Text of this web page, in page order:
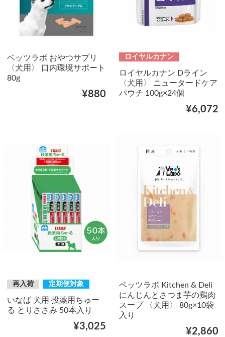
ベッツラボ おやつサプリ
〈犬用〉 口内環境サポート
80g
¥880
ロイヤルカナン
ロイヤルカナン Dライン
〈犬用〉 ニュータードケア
パウチ 100g×24個
¥6,072
再入荷 定期便対象
いなば 犬用 投薬用ちゅー
る とりささみ 50本入り
¥3,025
ベッツラボ Kitchen & Deli
にんじんとさつま芋の鶏肉
スープ 〈犬用〉 80g×10袋
入り
¥2,860